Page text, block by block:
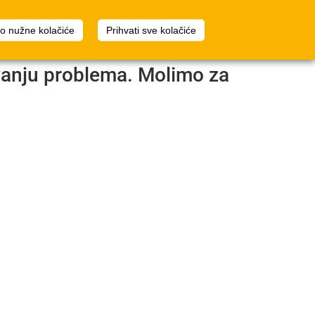
nužne kolačiće
Prihvati sve kolačiće
Planer prostora Prijava
problema. Molimo za